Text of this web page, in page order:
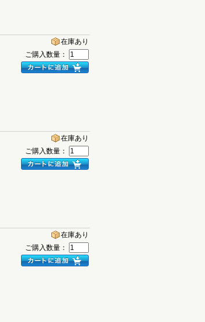
在庫あり
ご購入数量：
在庫あり
ご購入数量：
在庫あり
ご購入数量：